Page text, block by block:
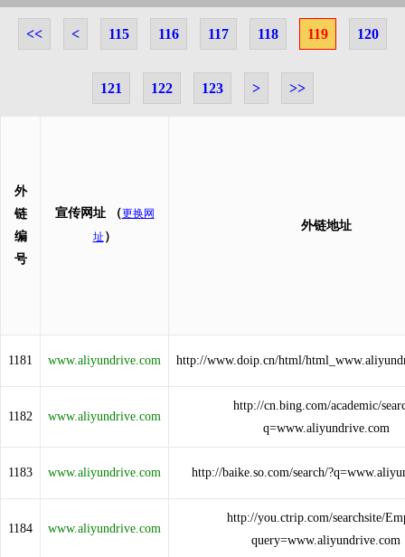
<< < 115 116 117 118 119 120
121 122 123 > >>
外
链
编
号
宣传网址 （更换网
址 ）
外链地址
1181 www.aliyundrive.com http://www.doip.cn/html/
1182 www.aliyundrive.com
http://cn.bing.com/academic/
q=www.aliyundrive.com
1183 www.aliyundrive.com http://baike.so.com/search/
1184 www.aliyundrive.com
http://you.ctrip.com/searchsite/
query=www.aliyundrive.com